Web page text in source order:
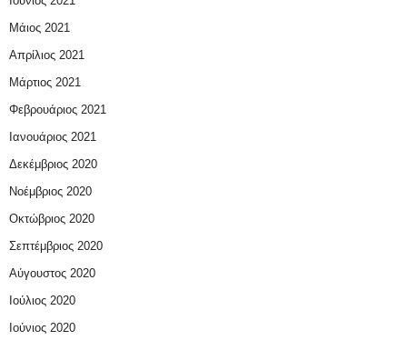
Μάιος 2021
Απρίλιος 2021
Μάρτιος 2021
Φεβρουάριος 2021
Ιανουάριος 2021
Δεκέμβριος 2020
Νοέμβριος 2020
Οκτώβριος 2020
Σεπτέμβριος 2020
Αύγουστος 2020
Ιούλιος 2020
Ιούνιος 2020